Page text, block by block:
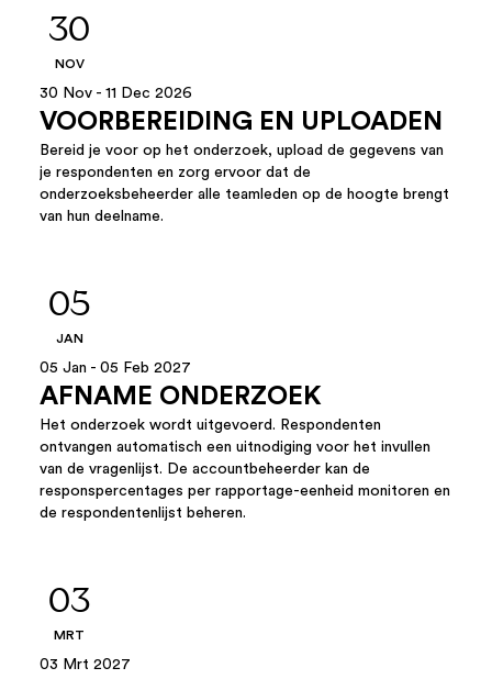
30
NOV
30 Nov - 11 Dec 2026
VOORBEREIDING EN UPLOADEN
Bereid je voor op het onderzoek, upload de gegevens van
je respondenten en zorg ervoor dat de
onderzoeksbeheerder alle teamleden op de hoogte brengt
van hun deelname.
05
JAN
05 Jan - 05 Feb 2027
AFNAME ONDERZOEK
Het onderzoek wordt uitgevoerd. Respondenten
ontvangen automatisch een uitnodiging voor het invullen
van de vragenlijst. De accountbeheerder kan de
responspercentages per rapportage-eenheid monitoren en
de respondentenlijst beheren.
03
MRT
03 Mrt 2027